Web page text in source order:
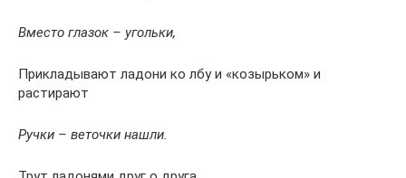
Вместо глазок – угольки,
Прикладывают ладони ко лбу и «козырьком» и
растирают
Ручки – веточки нашли.